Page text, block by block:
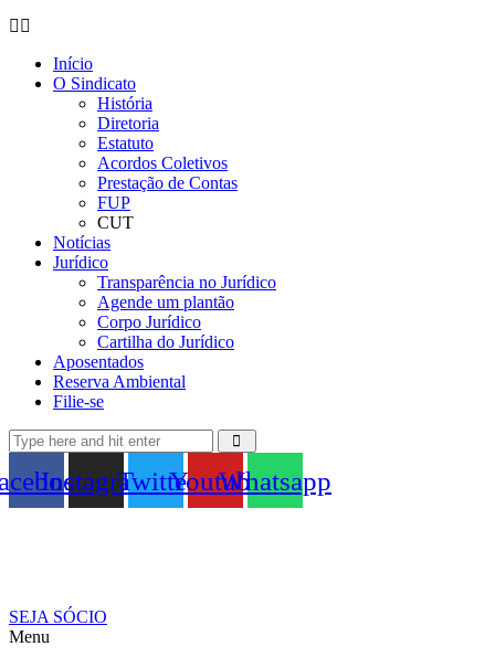
Início
O Sindicato
História
Diretoria
Estatuto
Acordos Coletivos
Prestação de Contas
FUP
CUT
Notícias
Jurídico
Transparência no Jurídico
Agende um plantão
Corpo Jurídico
Cartilha do Jurídico
Aposentados
Reserva Ambiental
Filie-se
InstagramTwitterYoutubeWhatsapp
SEJA SÓCIO
Menu